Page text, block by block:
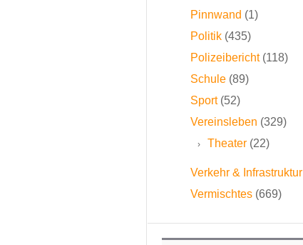
Pinnwand (1)
Politik (435)
Polizeibericht(118)
Schule (89)
Sport(52)
Vereinsleben (329)
Theater (22)
Verkehr & Infrastruktur
Vermischtes (669)